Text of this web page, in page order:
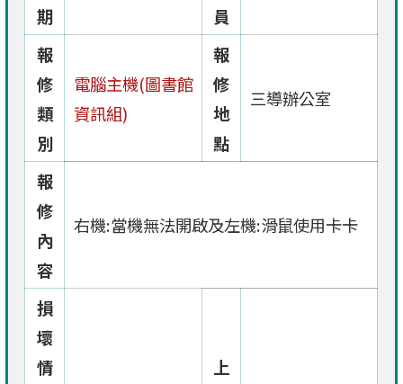
期
員
報
修
類
別
電腦主機(圖書館
資訊組)
報
修
地
點
三導辦公室
報
修
內
容
右機:當機無法開啟及左機:滑鼠使用卡卡
損
壞
情
上